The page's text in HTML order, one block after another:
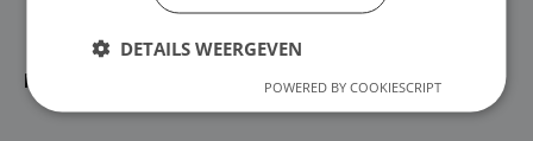
Randdrainage
DETAILS WEERGEVEN
POWERED BY COOKIESCRIPT